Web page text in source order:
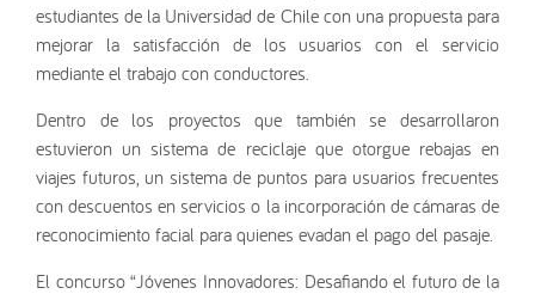
estudiantes de la Universidad de Chile con una propuesta para
mejorar la satisfacción de los usuarios con el servicio
mediante el trabajo con conductores.
Dentro de los proyectos que también se desarrollaron
estuvieron un sistema de reciclaje que otorgue rebajas en
viajes futuros, un sistema de puntos para usuarios frecuentes
con descuentos en servicios o la incorporación de cámaras de
reconocimiento facial para quienes evadan el pago del pasaje.
El concurso “Jóvenes Innovadores: Desafiando el futuro de la